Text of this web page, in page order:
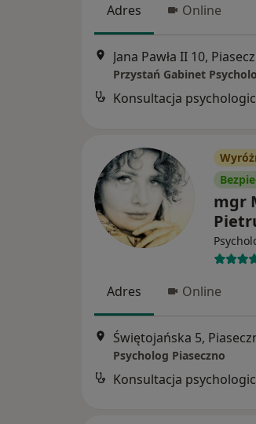
Adres Online
Jana Pawła II 10,
Przystań Gabinet
Konsultacja
mgr
Adres Online
Świętojańska 5,
Psycholog Piaseczno
Konsultacja